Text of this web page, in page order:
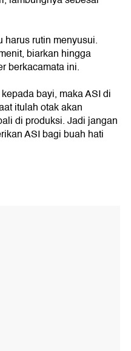
harus rutin menyusui.
biarkan hingga
berkacamata ini.
bayi, maka ASI di
itulah otak akan
di produksi. Jadi jangan
ASI bagi buah hati